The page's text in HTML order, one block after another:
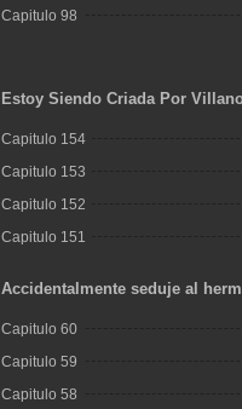
Capitulo 98
Estoy Siendo Criada Por
Capitulo 154
Capitulo 153
Capitulo 152
Capitulo 151
Accidentalmente seduje al
Capitulo 60
Capitulo 59
Capitulo 58